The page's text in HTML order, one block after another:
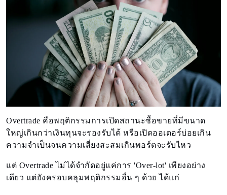
Overtrade คือพฤติกรรมการเปิดสถานะซื้อขายที่มีขนาด
ใหญ่เกินกว่าเงินทุนจะรองรับได้ หรือเปิดออเดอร์บ่อยเกิน
ความจำเป็นจนความเสี่ยงสะสมเกินพอร์ตจะรับไหว
แต่ Overtrade ไม่ได้จำกัดอยู่แค่การ 'Over-lot' เพียงอย่าง
เดียว แต่ยังครอบคลุมพฤติกรรมอื่น ๆ ด้วย ได้แก่